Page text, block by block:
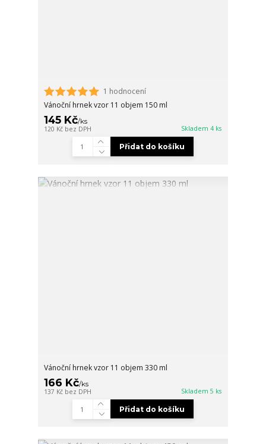
1 hodnocení
Vánoční hrnek vzor 11 objem 150 ml
145 Kč/ks
120 Kč bez DPH Skladem 4 ks
Přidat do košíku
Vánoční hrnek vzor 11 objem 330 ml
166 Kč/ks
137 Kč bez DPH Skladem 5 ks
Přidat do košíku